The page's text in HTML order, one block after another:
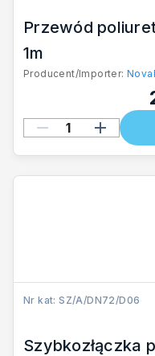
Przewód
1m
Producent/Importer:
Nr kat: SZ/A/DN72/D06
Szybkozłączka